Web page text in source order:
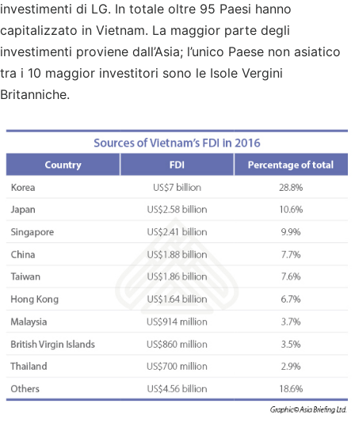
investimenti di LG. In totale oltre 95 Paesi hanno
capitalizzato in Vietnam. La maggior parte degli
investimenti proviene dall’Asia; l’unico Paese non asiatico
tra i 10 maggior investitori sono le Isole Vergini
Britanniche.